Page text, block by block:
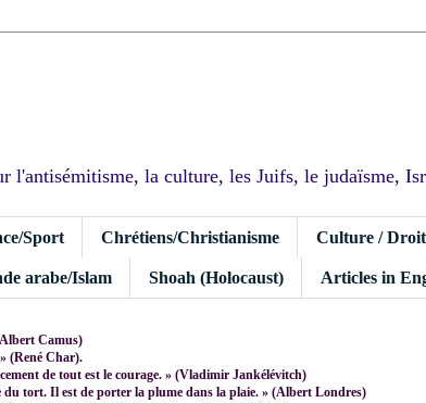
l'antisémitisme, la culture, les Juifs, le judaïsme,
Sport Chrétiens/Christianisme Culture /
arabe/Islam Shoah (Holocaust) Articles in
Camus)
(René Char).
de tout est le courage. » (Vladimir Jankélévitch)
du tort. Il est de porter la plume dans la plaie. » (Albert Londres)